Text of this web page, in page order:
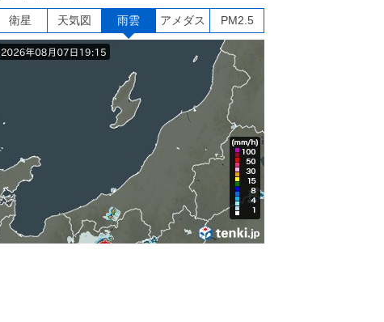
衛星 天気図 雨雲 アメダス PM2.5